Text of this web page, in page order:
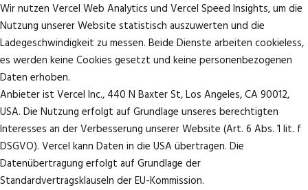
Wir nutzen Vercel Web Analytics und Vercel Speed Insights, um die
Nutzung unserer Website statistisch auszuwerten und die
Ladegeschwindigkeit zu messen. Beide Dienste arbeiten cookieless,
es werden keine Cookies gesetzt und keine personenbezogenen
Daten erhoben.
Anbieter ist Vercel Inc., 440 N Baxter St, Los Angeles, CA 90012,
USA. Die Nutzung erfolgt auf Grundlage unseres berechtigten
Interesses an der Verbesserung unserer Website (Art. 6 Abs. 1 lit. f
DSGVO). Vercel kann Daten in die USA übertragen. Die
Datenübertragung erfolgt auf Grundlage der
Standardvertragsklauseln der EU-Kommission.